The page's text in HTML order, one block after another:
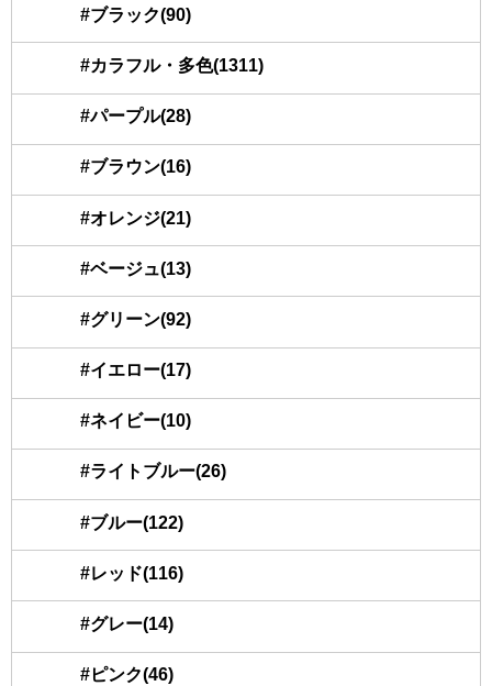
#ブラック(90)
#カラフル・多色(1311)
#パープル(28)
#ブラウン(16)
#オレンジ(21)
#ベージュ(13)
#グリーン(92)
#イエロー(17)
#ネイビー(10)
#ライトブルー(26)
#ブルー(122)
#レッド(116)
#グレー(14)
#ピンク(46)